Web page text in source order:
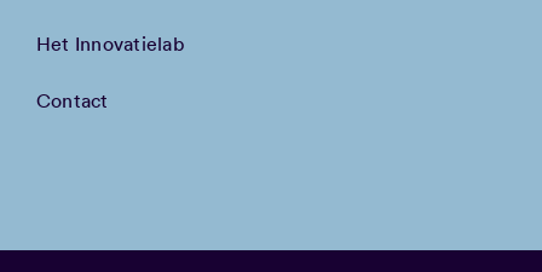
Het Innovatielab
Contact